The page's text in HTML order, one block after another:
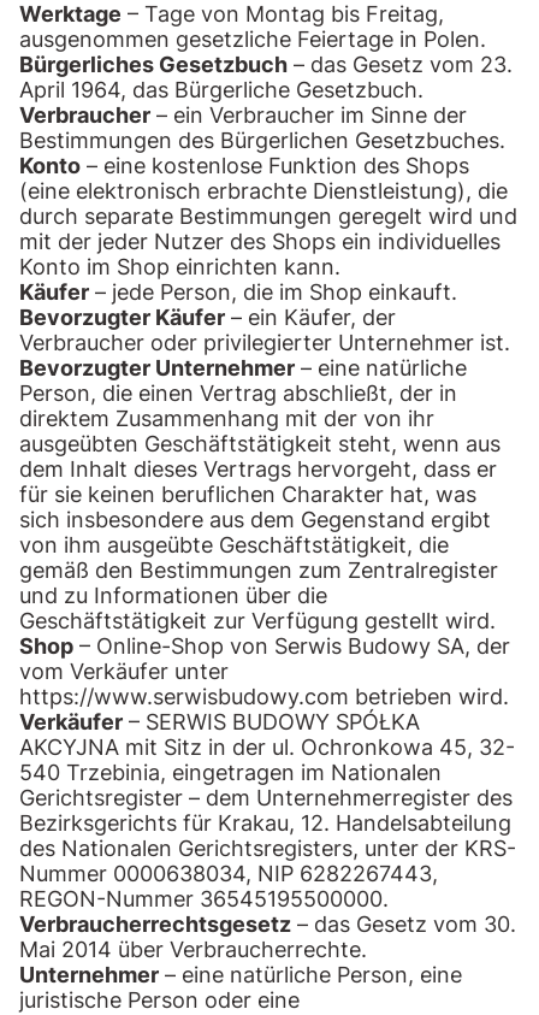
Werktage – Tage von Montag bis Freitag,
ausgenommen gesetzliche Feiertage in Polen.
Bürgerliches Gesetzbuch – das Gesetz vom 23.
April 1964, das Bürgerliche Gesetzbuch.
Verbraucher – ein Verbraucher im Sinne der
Bestimmungen des Bürgerlichen Gesetzbuches.
Konto – eine kostenlose Funktion des Shops
(eine elektronisch erbrachte Dienstleistung), die
durch separate Bestimmungen geregelt wird und
mit der jeder Nutzer des Shops ein individuelles
Konto im Shop einrichten kann.
Käufer – jede Person, die im Shop einkauft.
Bevorzugter Käufer – ein Käufer, der
Verbraucher oder privilegierter Unternehmer ist.
Bevorzugter Unternehmer – eine natürliche
Person, die einen Vertrag abschließt, der in
direktem Zusammenhang mit der von ihr
ausgeübten Geschäftstätigkeit steht, wenn aus
dem Inhalt dieses Vertrags hervorgeht, dass er
für sie keinen beruflichen Charakter hat, was
sich insbesondere aus dem Gegenstand ergibt
von ihm ausgeübte Geschäftstätigkeit, die
gemäß den Bestimmungen zum Zentralregister
und zu Informationen über die
Geschäftstätigkeit zur Verfügung gestellt wird.
Shop – Online-Shop von Serwis Budowy SA, der
vom Verkäufer unter
https://www.serwisbudowy.com betrieben wird.
Verkäufer – SERWIS BUDOWY SPÓŁKA
AKCYJNA mit Sitz in der ul. Ochronkowa 45, 32-
540 Trzebinia, eingetragen im Nationalen
Gerichtsregister – dem Unternehmerregister des
Bezirksgerichts für Krakau, 12. Handelsabteilung
des Nationalen Gerichtsregisters, unter der KRS-
Nummer 0000638034, NIP 6282267443,
REGON-Nummer 36545195500000.
Verbraucherrechtsgesetz – das Gesetz vom 30.
Mai 2014 über Verbraucherrechte.
Unternehmer – eine natürliche Person, eine
juristische Person oder eine